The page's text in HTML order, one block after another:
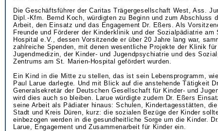
Die Geschäftsführer der Caritas Trägergesellschaft West, Ass.
Dipl.-Kfm. Bernd Koch, würdigten zu Beginn und zum Abschluss
Arbeit, den Einsatz und das Engagement Dr. Eßers. Als
Freunde und Förderer der Kinderklinik und der Sozialpädiatrie am
Hospital e.V., dessen Vorsitzende er über 20 Jahre lang war,
zahlreiche Spenden, mit denen wesentliche Projekte der Klinik
Jugendmedizin, der Kinder- und Jugendpsychiatrie und des
Zentrums am St. Marien-Hospital gefördert wurden.
Ein Kind in die Mitte zu stellen, das ist sein Lebensprogramm,
Paul Larue darlegte. Und mit Blick auf die anstehende Tätigkeit
Generalsekretär der Deutschen Gesellschaft für Kinder- und
wird dies auch so bleiben. Larue würdigte zudem Dr. Eßers
seine Arbeit als Pädiater hinaus: Schulen, Kindertagesstätten,
Stadt und Kreis Düren, kurz: die sozialen Bezüge der Kinder
einbezogen werden in die gesundheitliche Sorge um die Kinder.
Larue, Engagement und Zusammenarbeit für Kinder ein.